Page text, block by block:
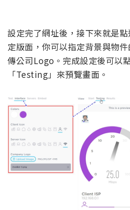
設定完了網址後，接下來就是
定版面，你可以指定背景與物
傳公司Logo。完成設定後可以
「Testing」來預覽畫面。